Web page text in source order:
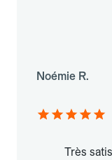
Noémie R.
Très